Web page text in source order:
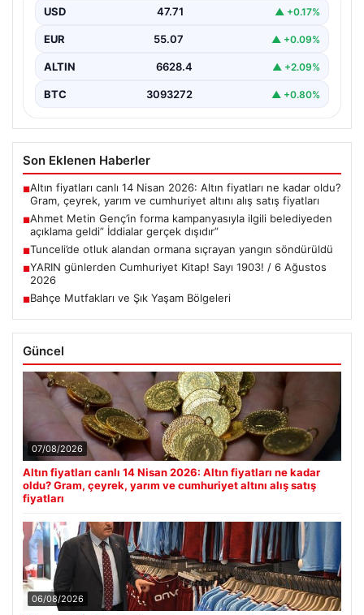
USD 47.71 ▲ +0.17%
EUR 55.07 ▲ +0.09%
ALTIN 6628.4 ▲ +2.09%
BTC 3093272 ▲ +0.80%
Son Eklenen Haberler
■Altın fiyatları canlı 14 Nisan 2026: Altın fiyatları ne kadar oldu?
Gram, çeyrek, yarım ve cumhuriyet altını alış satış fiyatları
■Ahmet Metin Genç’in forma kampanyasıyla ilgili belediyeden
açıklama geldi” İddialar gerçek dışıdır”
■Tunceli’de otluk alandan ormana sıçrayan yangın söndürüldü
■YARIN günlerden Cumhuriyet Kitap! Sayı 1903! / 6 Ağustos
2026
■Bahçe Mutfakları ve Şık Yaşam Bölgeleri
Güncel
07/08/2026
Altın fiyatları canlı 14 Nisan 2026: Altın fiyatları ne kadar
oldu? Gram, çeyrek, yarım ve cumhuriyet altını alış satış
fiyatları
06/08/2026